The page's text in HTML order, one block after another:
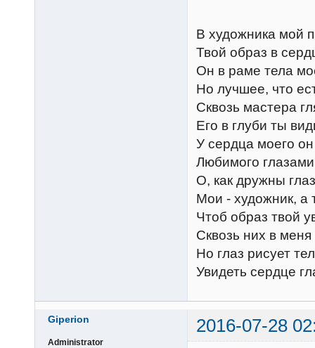
В художника мой
Твой образ в
Он в раме тела
Но лучшее, что
Сквозь мастера
Его в глуби ты
У сердца моего
Любимого
О, как дружны
Мои - художник, а
Чтоб образ твой
Сквозь них в
Но глаз рисует
Увидеть сердце
Giperion 2016-07-28
Administrator